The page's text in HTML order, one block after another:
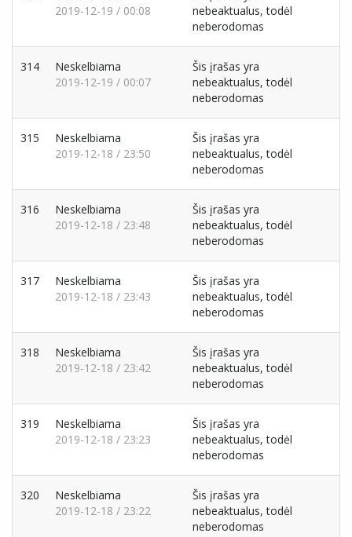
2019-12-19 / 00:08
nebeaktualus, todėl
neberodomas
314
Neskelbiama
2019-12-19 / 00:07
Šis įrašas yra
nebeaktualus, todėl
neberodomas
315
Neskelbiama
2019-12-18 / 23:50
Šis įrašas yra
nebeaktualus, todėl
neberodomas
316
Neskelbiama
2019-12-18 / 23:48
Šis įrašas yra
nebeaktualus, todėl
neberodomas
317
Neskelbiama
2019-12-18 / 23:43
Šis įrašas yra
nebeaktualus, todėl
neberodomas
318
Neskelbiama
2019-12-18 / 23:42
Šis įrašas yra
nebeaktualus, todėl
neberodomas
319
Neskelbiama
2019-12-18 / 23:23
Šis įrašas yra
nebeaktualus, todėl
neberodomas
320
Neskelbiama
2019-12-18 / 23:22
Šis įrašas yra
nebeaktualus, todėl
neberodomas